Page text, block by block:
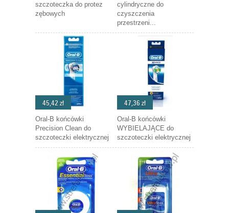
szczoteczka do protez
zębowych
cylindryczne do
czyszczenia
przestrzeni...
45,42 zł
Oral-B końcówki
Precision Clean do
szczoteczki elektrycznej
47,36 zł
Oral-B końcówki
WYBIELAJĄCE do
szczoteczki elektrycznej